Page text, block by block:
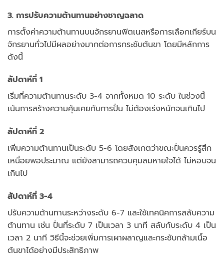
3. การปรับความต้านทานอย่างชาญฉลาด
การตั้งค่าความต้านทานบนจักรยานฟิตเนสหรือการเลือกเกียร์บน
จักรยานทั่วไปมีผลอย่างมากต่อการกระชับต้นขา โดยมีหลักการ
ดังนี้
สัปดาห์ที่ 1
เริ่มที่ความต้านทานระดับ 3-4 จากทั้งหมด 10 ระดับ ในช่วงนี้
เน้นการสร้างความคุ้นเคยกับการปั่น ไม่ต้องเร่งหนักจนเกินไป
สัปดาห์ที่ 2
เพิ่มความต้านทานเป็นระดับ 5-6 โดยสังเกตว่าขณะปั่นควรรู้สึก
เหนื่อยพอประมาณ แต่ยังสามารถควบคุมลมหายใจได้ ไม่หอบจน
เกินไป
สัปดาห์ที่ 3-4
ปรับความต้านทานระหว่างระดับ 6-7 และใช้เทคนิคการสลับความ
ต้านทาน เช่น ปั่นที่ระดับ 7 เป็นเวลา 3 นาที สลับกับระดับ 4 เป็น
เวลา 2 นาที วิธีนี้จะช่วยเพิ่มการเผาผลาญและกระชับกล้ามเนื้อ
ต้นขาได้อย่างมีประสิทธิภาพ